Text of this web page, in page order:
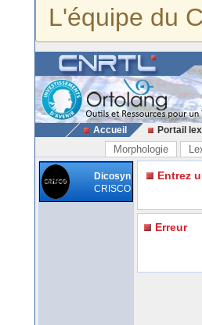
L'équipe du
Accueil Portail
Morphologie
Dicosyn
CRISCO
Entrez
Erreur